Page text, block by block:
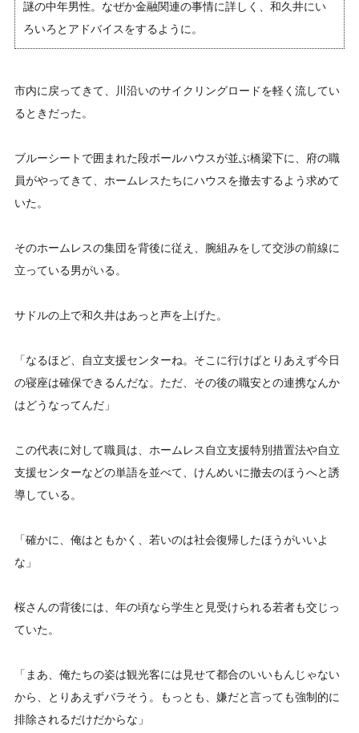
謎の中年男性。なぜか金融関連の事情に詳しく、和久井にい
ろいろとアドバイスをするように。
市内に戻ってきて、川沿いのサイクリングロードを軽く流してい
るときだった。
ブルーシートで囲まれた段ボールハウスが並ぶ橋梁下に、府の職
員がやってきて、ホームレスたちにハウスを撤去するよう求めて
いた。
そのホームレスの集団を背後に従え、腕組みをして交渉の前線に
立っている男がいる。
サドルの上で和久井はあっと声を上げた。
「なるほど、自立支援センターね。そこに行けばとりあえず今日
の寝座は確保できるんだな。ただ、その後の職安との連携なんか
はどうなってんだ」
この代表に対して職員は、ホームレス自立支援特別措置法や自立
支援センターなどの単語を並べて、けんめいに撤去のほうへと誘
導している。
「確かに、俺はともかく、若いのは社会復帰したほうがいいよ
な」
桜さんの背後には、年の頃なら学生と見受けられる若者も交じっ
ていた。
「まあ、俺たちの姿は観光客には見せて都合のいいもんじゃない
から、とりあえずバラそう。もっとも、嫌だと言っても強制的に
排除されるだけだからな」